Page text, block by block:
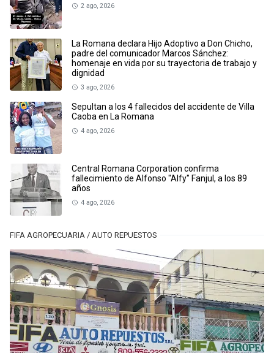
2 ago, 2026
La Romana declara Hijo Adoptivo a Don Chicho,
padre del comunicador Marcos Sánchez:
homenaje en vida por su trayectoria de trabajo y
dignidad
3 ago, 2026
Sepultan a los 4 fallecidos del accidente de Villa
Caoba en La Romana
4 ago, 2026
Central Romana Corporation confirma
fallecimiento de Alfonso "Alfy" Fanjul, a los 89
años
4 ago, 2026
FIFA AGROPECUARIA / AUTO REPUESTOS